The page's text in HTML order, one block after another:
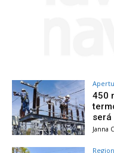
450
será
Janna